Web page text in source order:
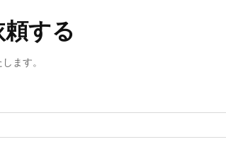
する
ます。